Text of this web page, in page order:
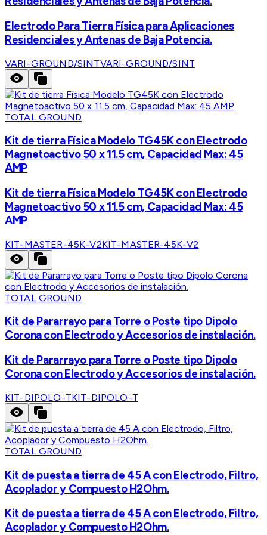
Electrodo Para Tierra Física para Aplicaciones
Residenciales y Antenas de Baja Potencia.
VARI-GROUND/SINTVARI-GROUND/SINT
TOTAL GROUND
Kit de tierra Física Modelo TG45K con Electrodo
Magnetoactivo 50 x 11.5 cm, Capacidad Max: 45
AMP
Kit de tierra Física Modelo TG45K con Electrodo
Magnetoactivo 50 x 11.5 cm, Capacidad Max: 45
AMP
KIT-MASTER-45K-V2KIT-MASTER-45K-V2
TOTAL GROUND
Kit de Pararrayo para Torre o Poste tipo Dipolo
Corona con Electrodo y Accesorios de instalación.
Kit de Pararrayo para Torre o Poste tipo Dipolo
Corona con Electrodo y Accesorios de instalación.
KIT-DIPOLO-TKIT-DIPOLO-T
TOTAL GROUND
Kit de puesta a tierra de 45 A con Electrodo, Filtro,
Acoplador y Compuesto H2Ohm.
Kit de puesta a tierra de 45 A con Electrodo, Filtro,
Acoplador y Compuesto H2Ohm.